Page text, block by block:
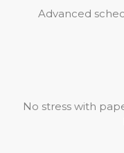
Advanced
No stress with